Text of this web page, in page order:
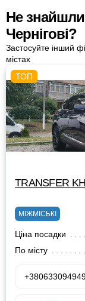
Не знайшли
Чернігові?
Застосуйте інший
містах
TRANSFER
МІЖМІСЬКІ
Ціна посадки
По місту